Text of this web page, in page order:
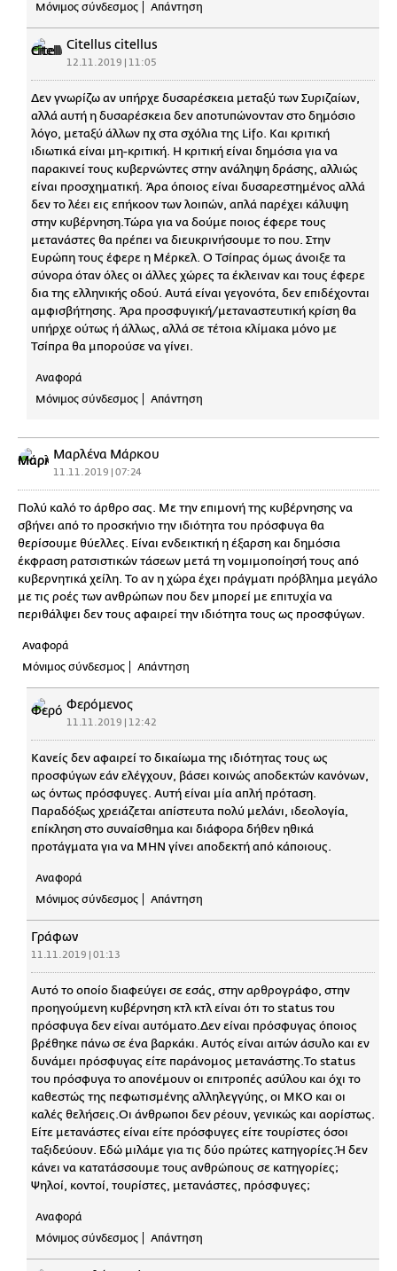
Μόνιμος σύνδεσμος
Απάντηση
Citellus citellus
12.11.2019 | 11:05
Δεν γνωρίζω αν υπήρχε δυσαρέσκεια μεταξύ των Συριζαίων,
αλλά αυτή η δυσαρέσκεια δεν αποτυπώνονταν στο δημόσιο
λόγο, μεταξύ άλλων πχ στα σχόλια της Lifo. Και κριτική
ιδιωτικά είναι μη-κριτική. Η κριτική είναι δημόσια για να
παρακινεί τους κυβερνώντες στην ανάληψη δράσης, αλλιώς
είναι προσχηματική. Άρα όποιος είναι δυσαρεστημένος αλλά
δεν το λέει εις επήκοον των λοιπών, απλά παρέχει κάλυψη
στην κυβέρνηση.Τώρα για να δούμε ποιος έφερε τους
μετανάστες θα πρέπει να διευκρινήσουμε το που. Στην
Ευρώπη τους έφερε η Μέρκελ. Ο Τσίπρας όμως άνοιξε τα
σύνορα όταν όλες οι άλλες χώρες τα έκλειναν και τους έφερε
δια της ελληνικής οδού. Αυτά είναι γεγονότα, δεν επιδέχονται
αμφισβήτησης. Άρα προσφυγική/μεταναστευτική κρίση θα
υπήρχε ούτως ή άλλως, αλλά σε τέτοια κλίμακα μόνο με
Τσίπρα θα μπορούσε να γίνει.
Αναφορά
Μόνιμος σύνδεσμος
Απάντηση
Μαρλένα Μάρκου
11.11.2019 | 07:24
Πολύ καλό το άρθρο σας. Με την επιμονή της κυβέρνησης να
σβήνει από το προσκήνιο την ιδιότητα του πρόσφυγα θα
θερίσουμε θύελλες. Είναι ενδεικτική η έξαρση και δημόσια
έκφραση ρατσιστικών τάσεων μετά τη νομιμοποίησή τους από
κυβερνητικά χείλη. Το αν η χώρα έχει πράγματι πρόβλημα μεγάλο
με τις ροές των ανθρώπων που δεν μπορεί με επιτυχία να
περιθάλψει δεν τους αφαιρεί την ιδιότητα τους ως προσφύγων.
Αναφορά
Μόνιμος σύνδεσμος
Απάντηση
Φερόμενος
11.11.2019 | 12:42
Κανείς δεν αφαιρεί το δικαίωμα της ιδιότητας τους ως
προσφύγων εάν ελέγχουν, βάσει κοινώς αποδεκτών κανόνων,
ως όντως πρόσφυγες. Αυτή είναι μία απλή πρόταση.
Παραδόξως χρειάζεται απίστευτα πολύ μελάνι, ιδεολογία,
επίκληση στο συναίσθημα και διάφορα δήθεν ηθικά
προτάγματα για να ΜΗΝ γίνει αποδεκτή από κάποιους.
Αναφορά
Μόνιμος σύνδεσμος
Απάντηση
Γράφων
11.11.2019 | 01:13
Αυτό το οποίο διαφεύγει σε εσάς, στην αρθρογράφο, στην
προηγούμενη κυβέρνηση κτλ κτλ είναι ότι το status του
πρόσφυγα δεν είναι αυτόματο.Δεν είναι πρόσφυγας όποιος
βρέθηκε πάνω σε ένα βαρκάκι. Αυτός είναι αιτών άσυλο και εν
δυνάμει πρόσφυγας είτε παράνομος μετανάστης.Το status
του πρόσφυγα το απονέμουν οι επιτροπές ασύλου και όχι το
καθεστώς της πεφωτισμένης αλληλεγγύης, οι ΜΚΟ και οι
καλές θελήσεις.Οι άνθρωποι δεν ρέουν, γενικώς και αορίστως.
Είτε μετανάστες είναι είτε πρόσφυγες είτε τουρίστες όσοι
ταξιδεύουν. Εδώ μιλάμε για τις δύο πρώτες κατηγορίες.Ή δεν
κάνει να κατατάσσουμε τους ανθρώπους σε κατηγορίες;
Ψηλοί, κοντοί, τουρίστες, μετανάστες, πρόσφυγες;
Αναφορά
Μόνιμος σύνδεσμος
Απάντηση